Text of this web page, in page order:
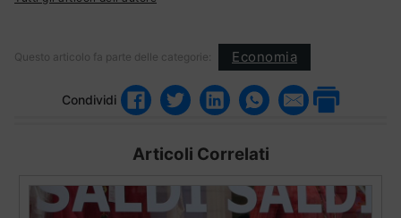
Questo articolo fa parte delle categorie: Economia
Condividi
Articoli Correlati